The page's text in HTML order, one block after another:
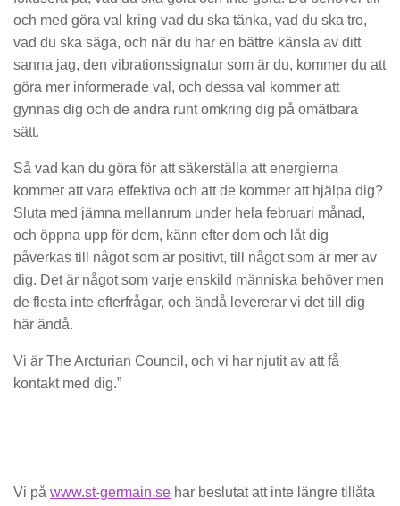
och med göra val kring vad du ska tänka, vad du ska tro,
vad du ska säga, och när du har en bättre känsla av ditt
sanna jag, den vibrationssignatur som är du, kommer du att
göra mer informerade val, och dessa val kommer att
gynnas dig och de andra runt omkring dig på omätbara
sätt.
Så vad kan du göra för att säkerställa att energierna
kommer att vara effektiva och att de kommer att hjälpa dig?
Sluta med jämna mellanrum under hela februari månad,
och öppna upp för dem, känn efter dem och låt dig
påverkas till något som är positivt, till något som är mer av
dig. Det är något som varje enskild människa behöver men
de flesta inte efterfrågar, och ändå levererar vi det till dig
här ändå.
Vi är The Arcturian Council, och vi har njutit av att få
kontakt med dig.”
Vi på www.st-germain.se har beslutat att inte längre tillåta